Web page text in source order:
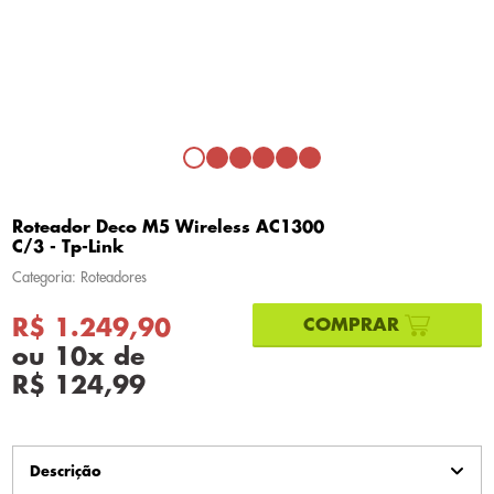
Roteador Deco M5 Wireless AC1300
C/3 - Tp-Link
Categoria: Roteadores
R$ 1.249,90
ou 10x de
R$ 124,99
Descrição